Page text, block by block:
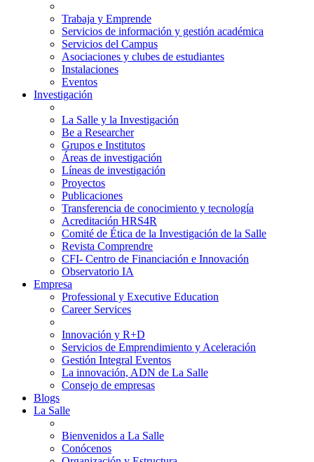
Trabaja y Emprende
Servicios de información y gestión académica
Servicios del Campus
Asociaciones y clubes de estudiantes
Instalaciones
Eventos
Investigación
La Salle y la Investigación
Be a Researcher
Grupos e Institutos
Áreas de investigación
Líneas de investigación
Proyectos
Publicaciones
Transferencia de conocimiento y tecnología
Acreditación HRS4R
Comité de Ética de la Investigación de la Salle
Revista Comprendre
CFI- Centro de Financiación e Innovación
Observatorio IA
Empresa
Professional y Executive Education
Career Services
Innovación y R+D
Servicios de Emprendimiento y Aceleración
Gestión Integral Eventos
La innovación, ADN de La Salle
Consejo de empresas
Blogs
La Salle
Bienvenidos a La Salle
Conócenos